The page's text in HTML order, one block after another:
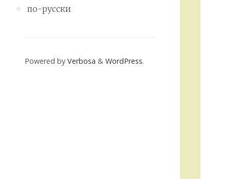
по-русски
Powered by Verbosa & WordPress.